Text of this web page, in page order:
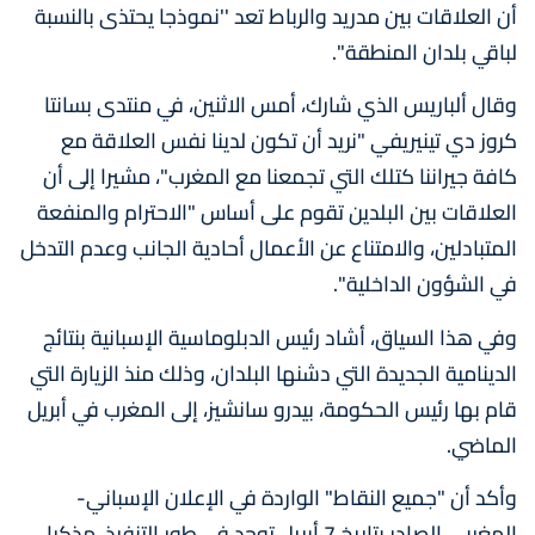
أن العلاقات بين مدريد والرباط تعد ''نموذجا يحتذى بالنسبة
لباقي بلدان المنطقة''.
وقال ألباريس الذي شارك، أمس الاثنين، في منتدى بسانتا
كروز دي تينيريفي "نريد أن تكون لدينا نفس العلاقة مع
كافة جيراننا كتلك التي تجمعنا مع المغرب"، مشيرا إلى أن
العلاقات بين البلدين تقوم على أساس "الاحترام والمنفعة
المتبادلين، والامتناع عن الأعمال أحادية الجانب وعدم التدخل
في الشؤون الداخلية''.
وفي هذا السياق، أشاد رئيس الدبلوماسية الإسبانية بنتائج
الدينامية الجديدة التي دشنها البلدان، وذلك منذ الزيارة التي
قام بها رئيس الحكومة، بيدرو سانشيز، إلى المغرب في أبريل
الماضي.
وأكد أن "جميع النقاط" الواردة في الإعلان الإسباني-